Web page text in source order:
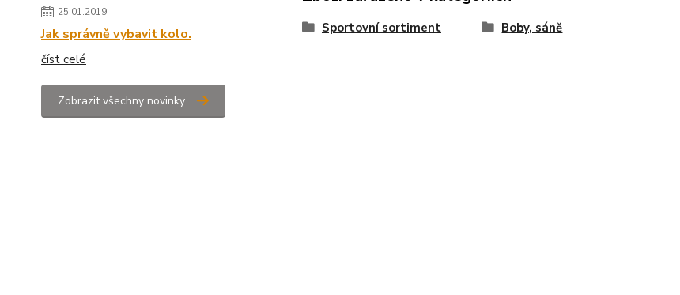
25.01.2019
Jak správně vybavit kolo.
číst celé
Zobrazit všechny novinky
Sportovní sortiment Boby, sáně